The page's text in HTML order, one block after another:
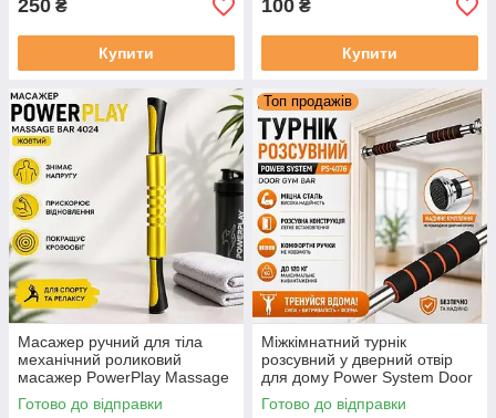
250 ₴
Купити
100 ₴
Купити
Масажер ручний для тіла
механічний роликовий
масажер PowerPlay Massage
Bar 4024 Жовтий
Готово до відправки
Топ продажів
Міжкімнатний турнік
розсувний у дверний отвір
для дому Power System Door
Gym Bar PS-4076
Готово до відправки